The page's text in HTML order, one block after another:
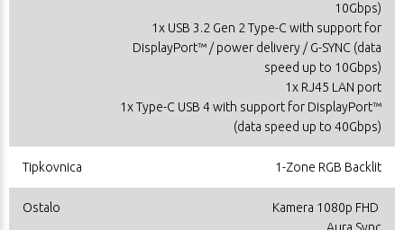
10Gbps)
1x USB 3.2 Gen 2 Type-C with support for
DisplayPort™ / power delivery / G-SYNC (data
speed up to 10Gbps)
1x RJ45 LAN port
1x Type-C USB 4 with support for DisplayPort™
(data speed up to 40Gbps)
Tipkovnica 1-Zone RGB Backlit
Ostalo
Kamera 1080p FHD